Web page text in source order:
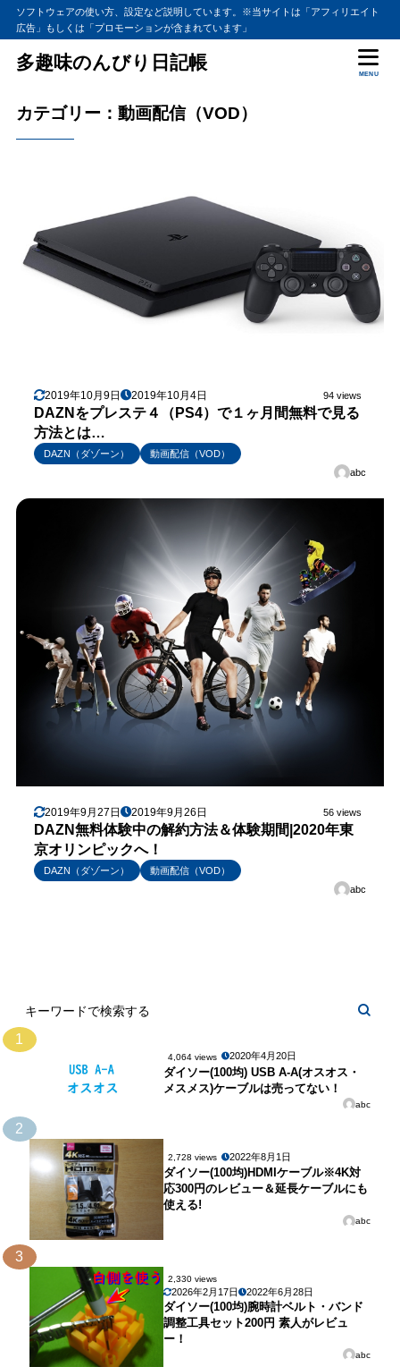
ソフトウェアの使い方、設定など説明しています。※当サイトは「アフィリエイト
広告」もしくは「プロモーションが含まれています」
多趣味のんびり日記帳
MENU
カテゴリー：動画配信（VOD）
2019年10月9日 2019年10月4日 94 views
DAZNをプレステ４（PS4）で１ヶ月間無料で見る
方法とは…
DAZN（ダゾーン）
動画配信（VOD）
abc
2019年9月27日 2019年9月26日 56 views
DAZN無料体験中の解約方法＆体験期間|2020年東
京オリンピックへ！
DAZN（ダゾーン）
動画配信（VOD）
abc
1
4,064 views 2020年4月20日
ダイソー(100均) USB A-A(オスオス・
メスメス)ケーブルは売ってない！
abc
2
2,728 views 2022年8月1日
ダイソー(100均)HDMIケーブル※4K対
応300円のレビュー＆延長ケーブルにも
使える!
abc
3
2,330 views
2026年2月17日 2022年6月28日
ダイソー(100均)腕時計ベルト・バンド
調整工具セット200円 素人がレビュ
ー！
abc